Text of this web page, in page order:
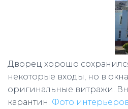
Дворец хорошо
некоторые входы, но в
оригинальные витражи.
карантин. Фото